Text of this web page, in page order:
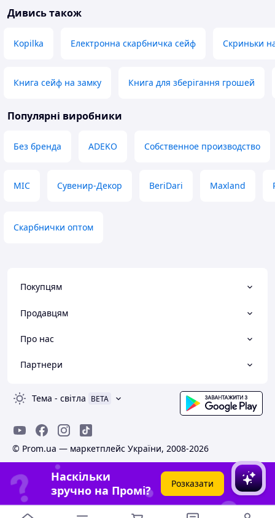
Дивись також
Kopilka Електронна скарбничка сейф Скриньки
Книга сейф на замку Книга для зберігання грошей
Популярні виробники
Без бренда ADEKO Собственное производство
MIC Сувенир-Декор BeriDari Maxland
Скарбнички оптом
Покупцям
Продавцям
Про нас
Партнери
Тема - світла BETA
© Prom.ua — маркетплейс України, 2008-2026
Наскільки
зручно на Промі?
Розказати